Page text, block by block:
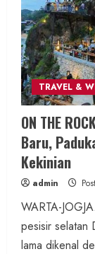
admin
1 min read
Berita
Korsleting
Tour, 54
admin
TRAVEL &
ON THE
Baru,
Kekinian
admin
WARTA-
pesisir selatan
lama dikenal